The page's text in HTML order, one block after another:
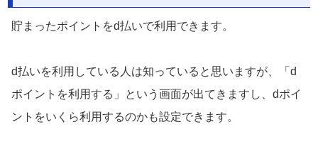
貯まったポイントをd払いで利用できます。
d払いを利用している人は知っていると思いますが、「d
ポイントを利用する」という画面が出てきますし、dポイ
ントをいくら利用するのかも設定できます。